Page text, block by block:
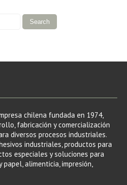
chilena fundada en 1974,
fabricación y comercialización
diversos procesos industriales.
industriales, productos para
especiales y soluciones para
alimenticia, impresión,